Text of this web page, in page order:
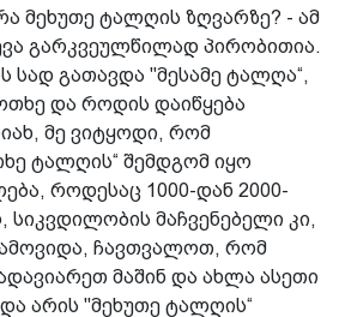
მეხუთე ტალღის ზღვარზე? - ამ
გარკვეულწილად პირობითია.
სად გათავდა "მესამე ტალღა“,
და როდის დაიწყება
მე ვიტყოდი, რომ
ტალღის“ შემდგომ იყო
როდესაც 1000-დან 2000-
სიკვდილობის მაჩვენებელი კი,
ჩავთვალოთ, რომ
მაშინ და ახლა ასეთი
არის "მეხუთე ტალღის“